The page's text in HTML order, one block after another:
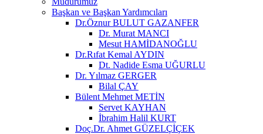
Başkan ve Başkan Yardımcıları
Dr.Öznur BULUT GAZANFER
Dr. Murat MANCI
Mesut HAMİDANOĞLU
Dr.Rıfat Kemal AYDIN
Dt. Nadide Esma UĞURLU
Dr. Yılmaz GERGER
Bilal ÇAY
Bülent Mehmet METİN
Servet KAYHAN
İbrahim Halil KURT
Doç.Dr. Ahmet GÜZELÇİÇEK